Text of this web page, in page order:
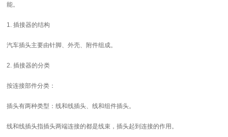
能。
1. 插接器的结构
汽车插头主要由针脚、外壳、附件组成。
2. 插接器的分类
按连接部件分类：
插头有两种类型：线和线插头、线和组件插头。
线和线插头指插头两端连接的都是线束，插头起到连接的作用。